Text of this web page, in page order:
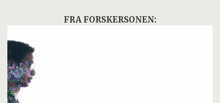
FRA FORSKERSONEN: